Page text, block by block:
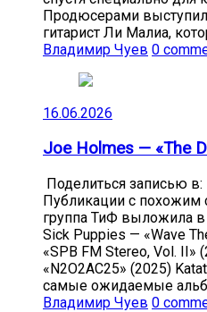
Продюсерами
гитарист Ли Малиа,
Владимир Чуев 0
16.06.2026
Joe Holmes — «The
Поделиться записью
Публикации с похожим
группа ТиФ выложила
Sick Puppies — «Wave
«SPB FM Stereo, Vol.
«N2O2AC25» (2025)
самые ожидаемые
Владимир Чуев 0